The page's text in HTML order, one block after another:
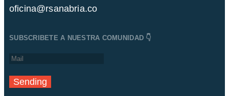
oficina@rsanabria.co
SUBSCRIBETE A NUESTRA COMUNIDAD 👇
Sending